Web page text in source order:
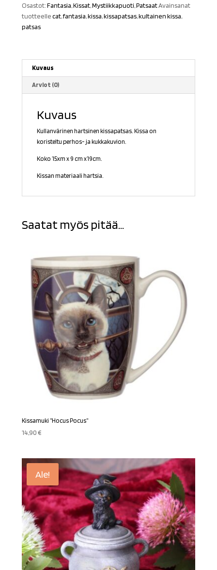
Osastot:Fantasia,Kissat,Mystiikkapuoti,PatsaatAvainsanat
tuotteellecat,fantasia,kissa,kissapatsas,kultainen kissa,
patsas
Kuvaus
Arviot (0)
Kuvaus
Kullanvärinen hartsinen kissapatsas. Kissa on
koristeltu perhos- ja kukkakuvion.
Koko 15xm x 9 cm x19cm.
Kissan materiaali hartsia.
Saatat myös pitää...
Kissamuki ”Hocus Pocus”
14,90€
Ale!